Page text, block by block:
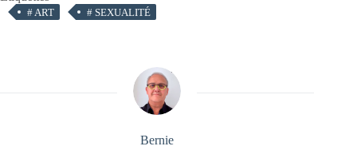
# ART # SEXUALITÉ
Bernie